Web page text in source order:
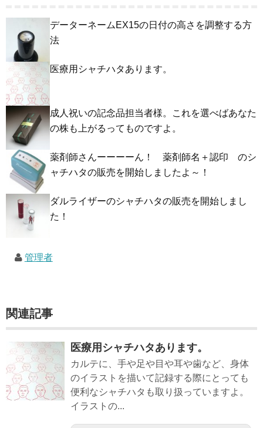
データーネームEX15の日付の高さを調整する方
法
医療用シャチハタあります。
成人祝いの記念品担当者様。これを選べばあなた
の株も上がるってものですよ。
薬剤師さんーーーーん！ 薬剤師名＋認印 のシ
ャチハタの販売を開始しましたよ～！
ダルライザーのシャチハタの販売を開始しまし
た！
管理者
関連記事
医療用シャチハタあります。
カルテに、手や足や目や耳や歯など、身体
のイラストを描いて記録する際にとっても
便利なシャチハタも取り扱っていますよ。
イラストの...